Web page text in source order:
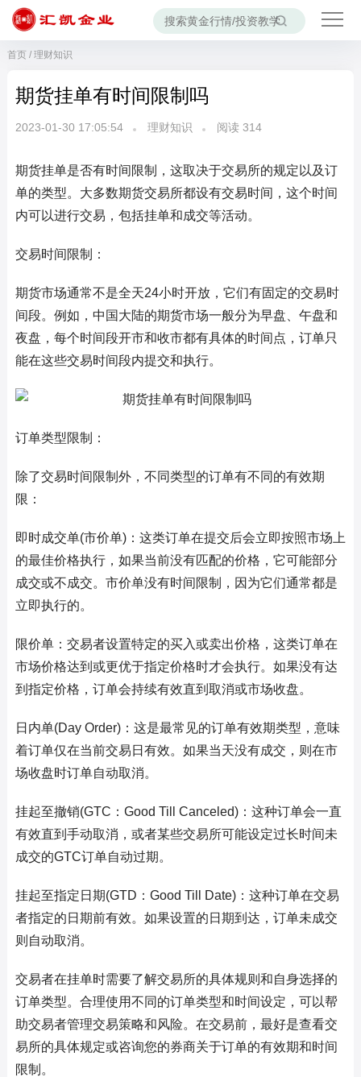
首页/ 理财知识
期货挂单有时间限制吗
2023-01-30 17:05:54 理财知识 阅读 314
期货挂单是否有时间限制，这取决于交易所的规定以及订
单的类型。大多数期货交易所都设有交易时间，这个时间
内可以进行交易，包括挂单和成交等活动。
交易时间限制：
期货市场通常不是全天24小时开放，它们有固定的交易时
间段。例如，中国大陆的期货市场一般分为早盘、午盘和
夜盘，每个时间段开市和收市都有具体的时间点，订单只
能在这些交易时间段内提交和执行。
订单类型限制：
除了交易时间限制外，不同类型的订单有不同的有效期
限：
即时成交单(市价单)：这类订单在提交后会立即按照市场上
的最佳价格执行，如果当前没有匹配的价格，它可能部分
成交或不成交。市价单没有时间限制，因为它们通常都是
立即执行的。
限价单：交易者设置特定的买入或卖出价格，这类订单在
市场价格达到或更优于指定价格时才会执行。如果没有达
到指定价格，订单会持续有效直到取消或市场收盘。
日内单(Day Order)：这是最常见的订单有效期类型，意味
着订单仅在当前交易日有效。如果当天没有成交，则在市
场收盘时订单自动取消。
挂起至撤销(GTC：Good Till Canceled)：这种订单会一直
有效直到手动取消，或者某些交易所可能设定过长时间未
成交的GTC订单自动过期。
挂起至指定日期(GTD：Good Till Date)：这种订单在交易
者指定的日期前有效。如果设置的日期到达，订单未成交
则自动取消。
交易者在挂单时需要了解交易所的具体规则和自身选择的
订单类型。合理使用不同的订单类型和时间设定，可以帮
助交易者管理交易策略和风险。在交易前，最好是查看交
易所的具体规定或咨询您的券商关于订单的有效期和时间
限制。